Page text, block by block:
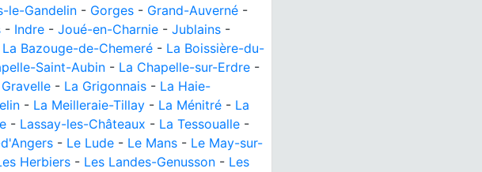
le-Gandelin - Gorges - Grand-Auverné -
- Indre - Joué-en-Charnie - Jublains -
La Bazouge-de-Chemeré - La Boissière-du-
Saint-Aubin - La Chapelle-sur-Erdre -
- La Grigonnais - La Haie-
- La Meilleraie-Tillay - La Ménitré - La
- Lassay-les-Châteaux - La Tessoualle -
- Le Lude - Le Mans - Le May-sur-
Herbiers - Les Landes-Genusson - Les